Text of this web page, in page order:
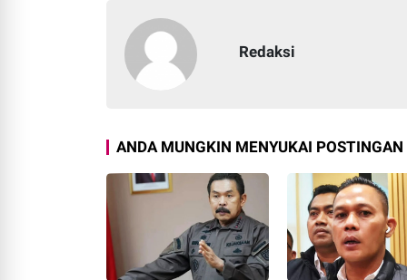
Plt Ketua PWI Paliko
Redaksi
ANDA MUNGKIN MENYUKAI POSTINGAN